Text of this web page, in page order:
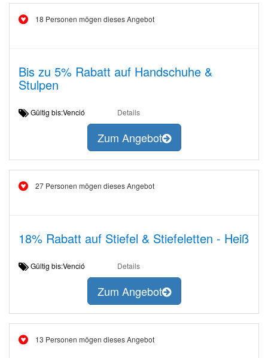
18 Personen mögen dieses Angebot
Bis zu 5% Rabatt auf Handschuhe &
Stulpen
Gültig bis:Venció Details
Zum Angebot
27 Personen mögen dieses Angebot
18% Rabatt auf Stiefel & Stiefeletten - Heiß
Gültig bis:Venció Details
Zum Angebot
13 Personen mögen dieses Angebot